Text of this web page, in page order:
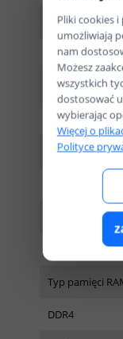
Seria procesora
Ryzen 5
Procesor
Ryzen 5 PRO
Ilość rdzeni
Ilość pamięci
Typ pamięci
DDR4
Pliki cookies
umożliwiają
nam
Możesz
wszystkich
dostosować
wybierając
Więcej o
Polityce